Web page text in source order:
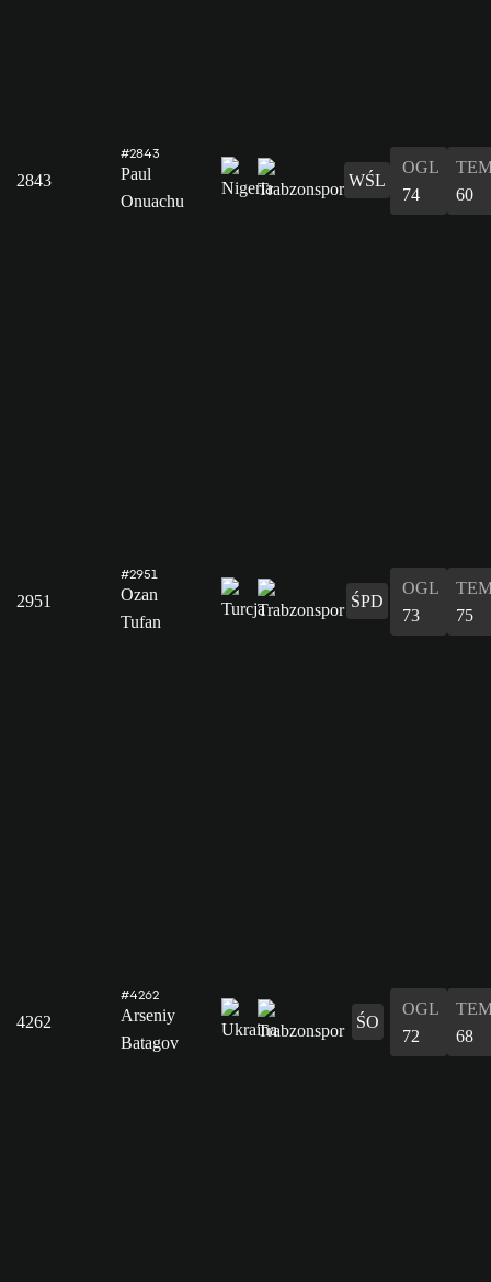
2843
#2843
Paul
Onuachu
WŚL
OGL
74
60
2951
#2951
Ozan
Tufan
ŚPD
OGL
73
75
4262
#4262
Arseniy
Batagov
ŚO
OGL
72
68